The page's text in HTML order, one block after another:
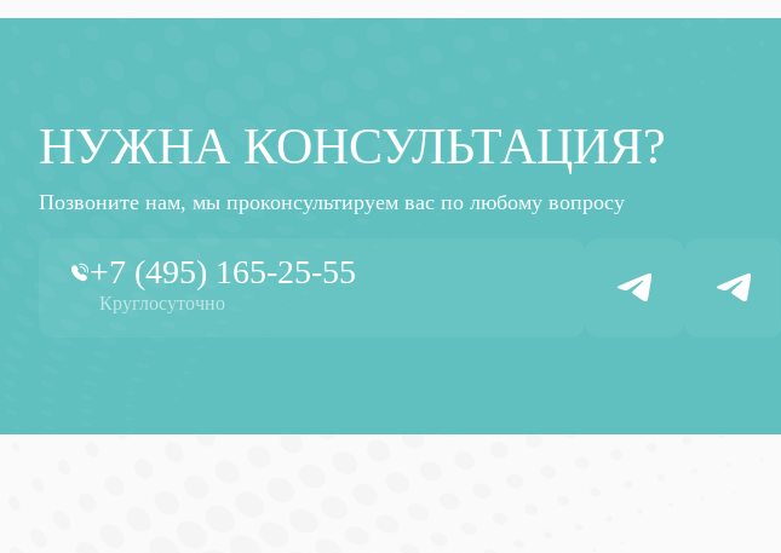
НУЖНА КОНСУЛЬТАЦИЯ?
Позвоните нам, мы проконсультируем вас по любому вопросу
Круглосуточно
+7 (495) 165-25-55